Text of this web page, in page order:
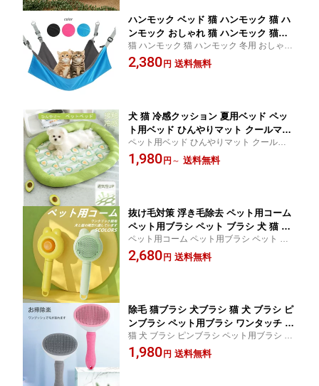
ハンモック ベッド 猫 ハンモック 猫 ハ
ンモック おしゃれ 猫 ハンモック 猫ハ
ンモック ネコ ハンモック 猫 ハンモッ
ク 猫 ハンモック ケージ 猫 ハンモック
猫 ハンモック 猫 ハンモック 冬用 おしゃれ
猫 ハンモック 冬 丈夫 猫ハンモック ネコ ハ
ンモック 猫 ハンモック 窓 猫 ハンモック ケ
2,380 円 送料無料
犬 猫 冷感クッション 夏用ベッド ペッ
ト用ベッド ひんやりマット クールマッ
ト 犬猫用 ペットマット 夏用 柔らかい
ひんやり 冷感 メッシュ 暑さ対策 熱中
ペット用ベッド ひんやりマット クールマッ
ト 犬猫用 ペットマット 夏用 柔らかい ひん
やり 冷感 メッシュ 暑さ対策 犬 猫 冷感ク
1,980 円 ～ 送料無料
抜け毛対策 浮き毛除去 ペット用コーム
ペット用ブラシ ペット ブラシ 犬 猫 抜
け毛取り スリッカーブラシ ワンプッシ
ュ除毛 毛玉ほぐし マッサージブラシ グ
ペット用コーム ペット用ブラシ ペット ブ
ラシ 犬 猫 抜け毛取り スリッカーブラシ ワ
ンプッシュ除毛 毛玉ほぐし マッサージブラ
2,680 円 送料無料
除毛 猫ブラシ 犬ブラシ 猫 犬 ブラシ ピ
ンブラシ ペット用ブラシ ワンタッチ 気
取り ワンプッシュ ピンブラシ グルーミ
ング ペット抜け毛取り 毛取りコーム マ
猫 犬 ブラシ ピンブラシ ペット用ブラシ ワ
ンタッチ 気取り ワンプッシュ 除毛 猫ブラ
シ 犬ブラシ ピンブラシ グルーミング ペッ
1,980 円 送料無料